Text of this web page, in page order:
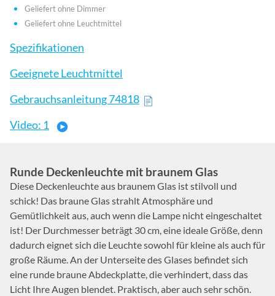
Geliefert ohne Dimmer
Geliefert ohne Leuchtmittel
Spezifikationen
Geeignete Leuchtmittel
Gebrauchsanleitung 74818
Video: 1
Runde Deckenleuchte mit braunem Glas
Diese Deckenleuchte aus braunem Glas ist stilvoll und
schick! Das braune Glas strahlt Atmosphäre und
Gemütlichkeit aus, auch wenn die Lampe nicht eingeschaltet
ist! Der Durchmesser beträgt 30 cm, eine ideale Größe, denn
dadurch eignet sich die Leuchte sowohl für kleine als auch für
große Räume. An der Unterseite des Glases befindet sich
eine runde braune Abdeckplatte, die verhindert, dass das
Licht Ihre Augen blendet. Praktisch, aber auch sehr schön.